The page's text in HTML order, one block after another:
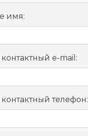
имя:
e-mail:
телефон: